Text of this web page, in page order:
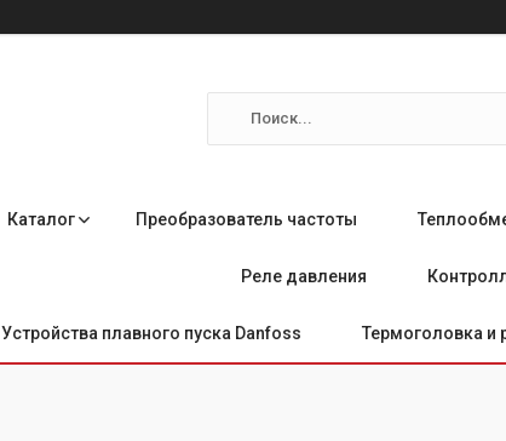
Каталог Преобразователь частоты
Реле давления
Устройства плавного пуска Danfoss Термоголовка и